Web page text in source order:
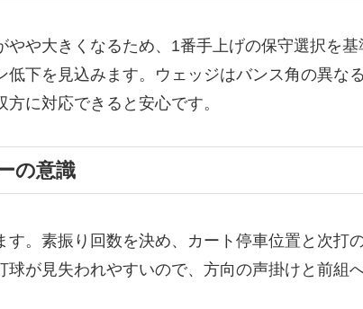
や大きくなるため、1番手上げの保守選択を
下を見込みます。ウェッジはバンス角の異な
に対応できると安心です。
の意識
。素振り回数を決め、カート停車位置と次打
が見失われやすいので、方向の声掛けと前組